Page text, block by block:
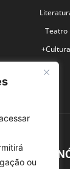
ou
Teatro
+Cultura
SOBRE